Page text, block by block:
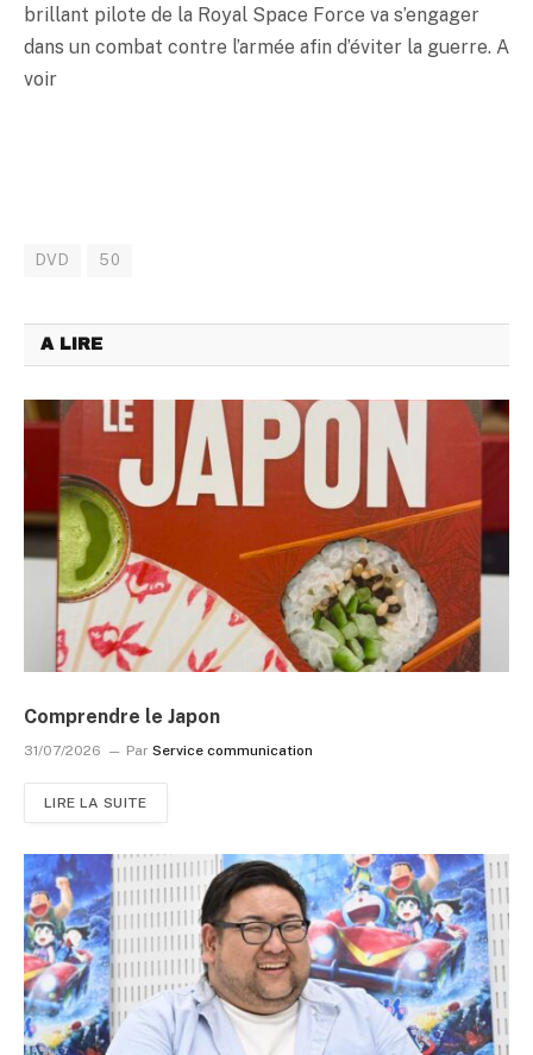
brillant pilote de la Royal Space Force va s’engager
dans un combat contre l’armée afin d’éviter la guerre. A
voir
DVD 50
A LIRE
Comprendre le Japon
31/07/2026 Par Service communication
LIRE LA SUITE